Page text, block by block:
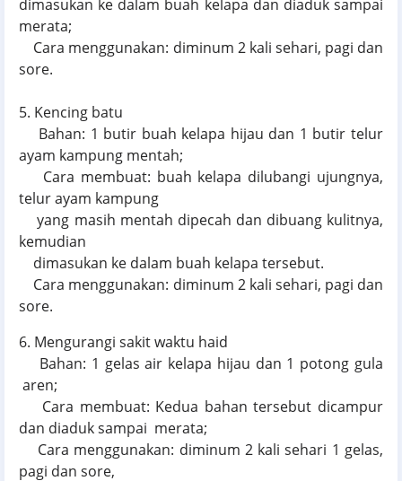
dimasukan ke dalam buah kelapa dan diaduk sampai
merata;
Cara menggunakan: diminum 2 kali sehari, pagi dan
sore.
5. Kencing batu
Bahan: 1 butir buah kelapa hijau dan 1 butir telur
ayam kampung mentah;
Cara membuat: buah kelapa dilubangi ujungnya,
telur ayam kampung
yang masih mentah dipecah dan dibuang kulitnya,
kemudian
dimasukan ke dalam buah kelapa tersebut.
Cara menggunakan: diminum 2 kali sehari, pagi dan
sore.
6. Mengurangi sakit waktu haid
Bahan: 1 gelas air kelapa hijau dan 1 potong gula
aren;
Cara membuat: Kedua bahan tersebut dicampur
dan diaduk sampai merata;
Cara menggunakan: diminum 2 kali sehari 1 gelas,
pagi dan sore,